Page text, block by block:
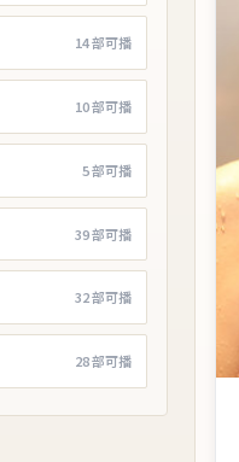
14部可播
10部可播
5部可播
39部可播
32部可播
28部可播